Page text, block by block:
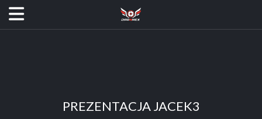
PREZENTACJA JACEK3